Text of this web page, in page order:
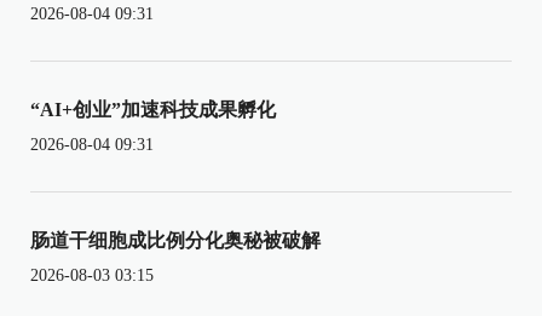
2026-08-04 09:31
“AI+创业”加速科技成果孵化
2026-08-04 09:31
肠道干细胞成比例分化奥秘被破解
2026-08-03 03:15